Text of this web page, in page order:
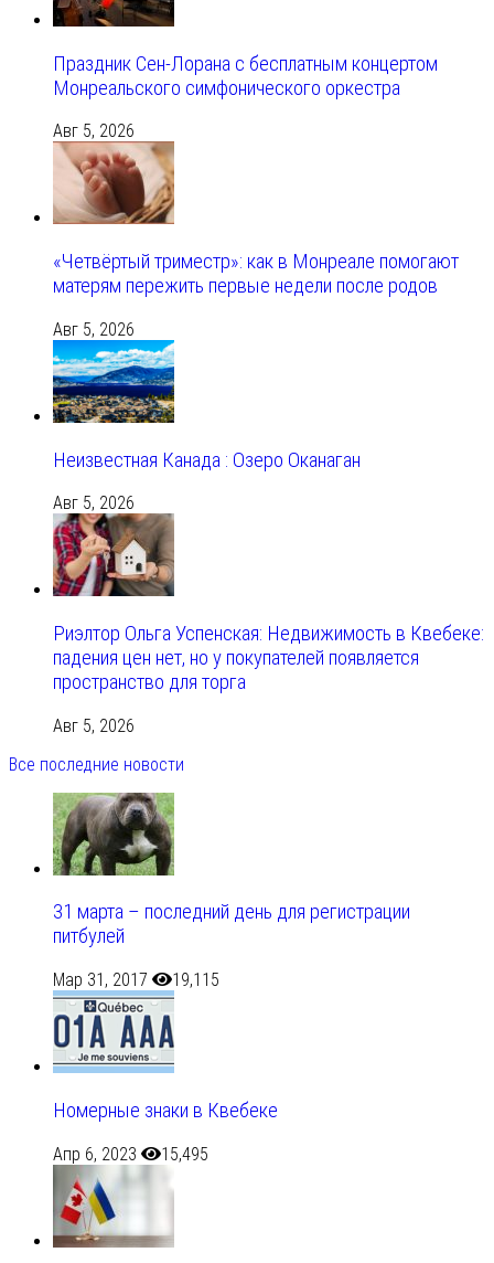
Праздник Сен-Лорана с бесплатным концертом
Монреальского симфонического оркестра
Авг 5, 2026
«Четвёртый триместр»: как в Монреале помогают
матерям пережить первые недели после родов
Авг 5, 2026
Неизвестная Канада : Озеро Оканаган
Авг 5, 2026
Риэлтор Ольга Успенская: Недвижимость в Квебеке:
падения цен нет, но у покупателей появляется
пространство для торга
Авг 5, 2026
Все последние новости
31 марта – последний день для регистрации
питбулей
Мар 31, 2017 19,115
Номерные знаки в Квебеке
Апр 6, 2023 15,495